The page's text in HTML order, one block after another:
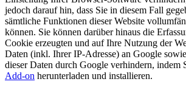
jedoch darauf hin, dass Sie in diesem Fall
sämtliche Funktionen dieser Website
können. Sie können darüber hinaus die
Cookie erzeugten und auf Ihre Nutzung der
Daten (inkl. Ihrer IP-Adresse) an Google
dieser Daten durch Google verhindern, indem
Add-on herunterladen und installieren.